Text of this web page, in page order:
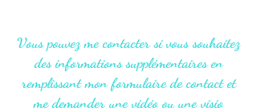
Vous pouvez me contacter si vous souhaitez
des informations supplémentaires en
remplissant mon formulaire de contact et
me demander une vidéo ou une visio